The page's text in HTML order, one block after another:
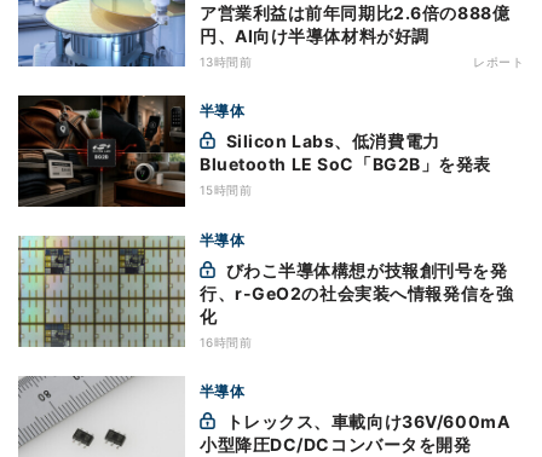
ア営業利益は前年同期比2.6倍の888億
円、AI向け半導体材料が好調
13時間前 レポート
半導体
Bluetooth LE SoC「BG2B」を発表
15時間前
半導体
行、r-GeO2の社会実装へ情報発信を強
化
16時間前
半導体
小型降圧DC/DCコンバータを開発